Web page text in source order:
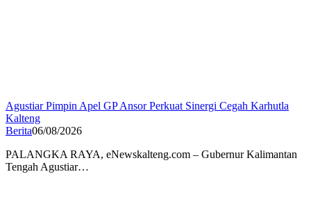
Agustiar Pimpin Apel GP Ansor Perkuat Sinergi Cegah Karhutla
Kalteng
Berita06/08/2026
PALANGKA RAYA, eNewskalteng.com – Gubernur Kalimantan
Tengah Agustiar…